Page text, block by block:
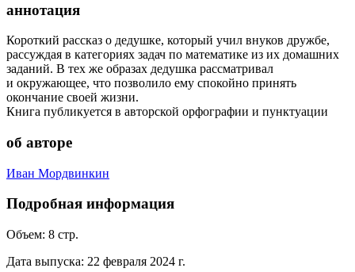
аннотация
Короткий рассказ о дедушке, который учил внуков дружбе,
рассуждая в категориях задач по математике из их домашних
заданий. В тех же образах дедушка рассматривал
и окружающее, что позволило ему спокойно принять
окончание своей жизни.
Книга публикуется в авторской орфографии и пунктуации
об авторе
Иван Мордвинкин
Подробная информация
Объем: 8 стр.
Дата выпуска: 22 февраля 2024 г.